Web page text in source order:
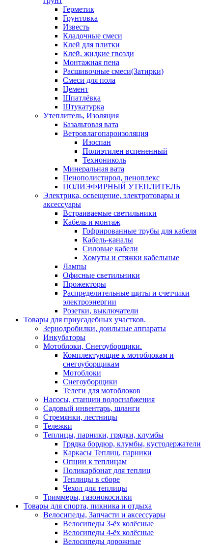
Герметик
Грунтовка
Известь
Кладочные смеси
Клей для плитки
Клей, жидкие гвозди
Монтажная пена
Расшивочные смеси(Затирки)
Смеси для пола
Цемент
Шпатлёвка
Штукатурка
Утеплитель, Изоляция
Базальтовая вата
Ветровлагопароизоляция
Изоспан
Полиэтилен вспененный
Технониколь
Минеральная вата
Пенополистирол, пеноплекс
ПОЛИЭФИРНЫЙ УТЕПЛИТЕЛЬ
Электрика, освещение, электротовары и
аксессуары
Встраиваемые светильники
Кабель и монтаж
Гофрированные трубы для кабеля
Кабель-каналы
Силовые кабели
Хомуты и стяжки кабельные
Лампы
Офисные светильники
Прожекторы
Распределительные щиты и счетчики
электроэнергии
Розетки, выключатели
Товары для приусадебных участков.
Зернодробилки, доильные аппараты
Инкубаторы
Мотоблоки, Снегоуборщики.
Комплектующие к мотоблокам и
снегоуборщикам
Мотоблоки
Снегоуборщики
Телеги для мотоблоков
Насосы, станции водоснабжения
Садовый инвентарь, шланги
Стремянки, лестницы
Тележки
Теплицы, парники, грядки, клумбы
Грядка бордюр, клумбы, кустодержатели
Каркасы Теплиц, парники
Опции к теплицам
Поликарбонат для теплиц
Теплицы в сборе
Чехол для теплицы
Триммеры, газонокосилки
Товары для спорта, пикника и отдыха
Велосипеды, Запчасти и аксессуары
Велосипеды 3-ёх колёсные
Велосипеды 4-ёх колёсные
Велосипеды дорожные